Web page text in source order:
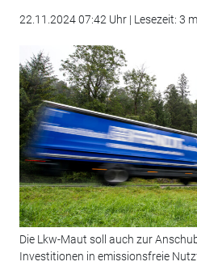
22.11.2024 07:42 Uhr | Lesezeit: 3
Die Lkw-Maut soll auch zur
Investitionen in emissionsfreie